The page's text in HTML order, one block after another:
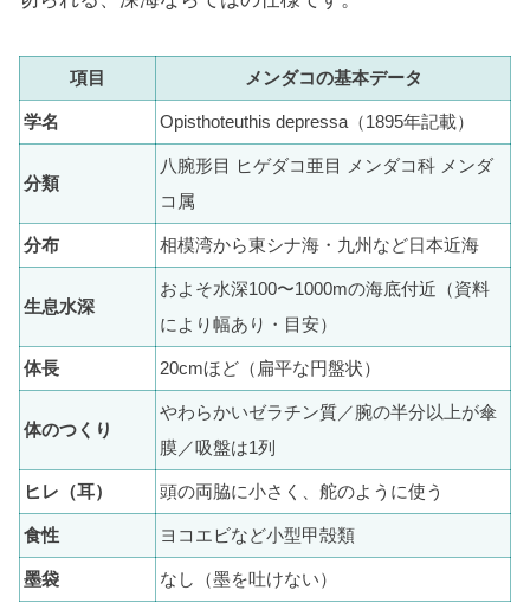
項目 メンダコの基本データ
学名 Opisthoteuthis depressa（1895年記載）
分類
八腕形目 ヒゲダコ亜目 メンダコ科 メンダ
コ属
分布 相模湾から東シナ海・九州など日本近海
生息水深
およそ水深100〜1000mの海底付近（資料
により幅あり・目安）
体長 20cmほど（扁平な円盤状）
体のつくり
やわらかいゼラチン質／腕の半分以上が傘
膜／吸盤は1列
ヒレ（耳） 頭の両脇に小さく、舵のように使う
食性 ヨコエビなど小型甲殻類
墨袋 なし（墨を吐けない）